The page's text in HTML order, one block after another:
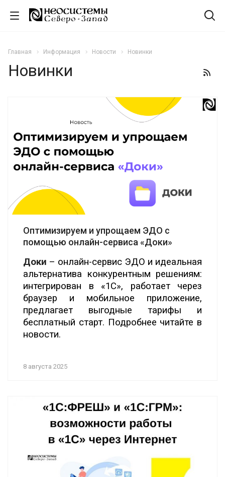
Главная Информация Новости Новинки
Новинки
Оптимизируем и упрощаем ЭДО с
помощью онлайн-сервиса «Доки»
Доки – онлайн-сервис ЭДО и идеальная
альтернатива конкурентным решениям:
интегрирован в «1С», работает через
браузер и мобильное приложение,
предлагает выгодные тарифы и
бесплатный старт. Подробнее читайте в
новости.
8 августа 2025